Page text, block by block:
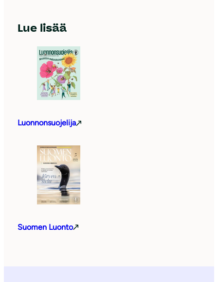
Lue lisää
Luonnonsuojelija
Suomen Luonto